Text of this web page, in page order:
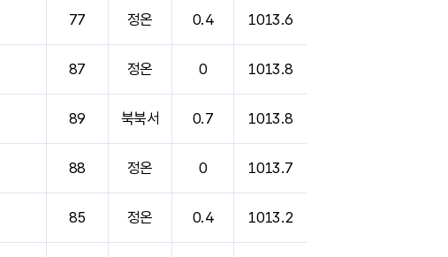
77 정온 0.4 1013.6
87 정온 0 1013.8
89 북북서 0.7 1013.8
88 정온 0 1013.7
85 정온 0.4 1013.2